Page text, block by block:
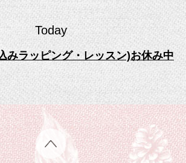
Today
みラッピング・レッスン)お休み中